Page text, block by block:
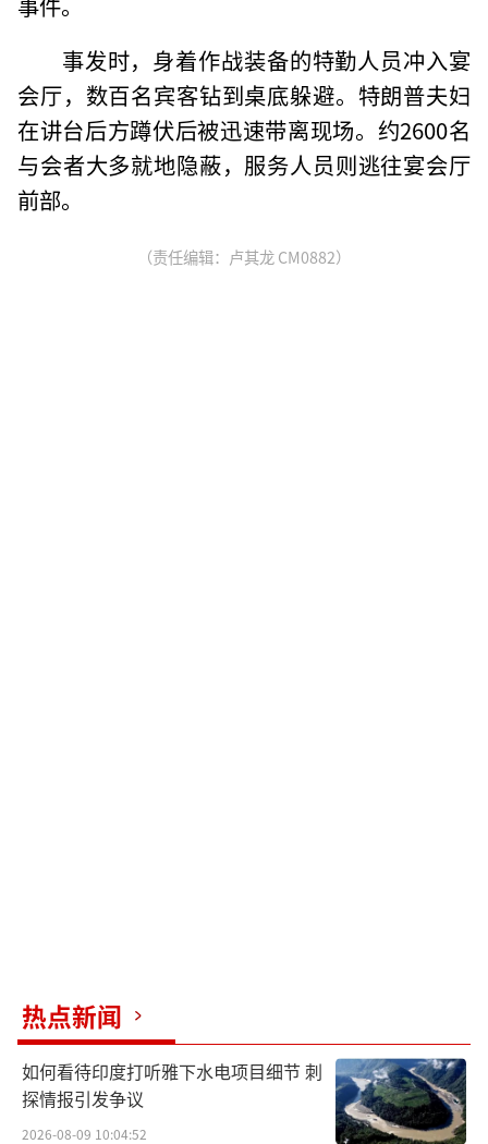
事发时，身着作战装备的特勤人员冲入宴
会厅，数百名宾客钻到桌底躲避。特朗普夫妇
在讲台后方蹲伏后被迅速带离现场。约2600名
与会者大多就地隐蔽，服务人员则逃往宴会厅
前部。
（责任编辑：卢其龙 CM0882）
热点新闻
如何看待印度打听雅下水电项目细节 刺
探情报引发争议
2026-08-09 10:04:52